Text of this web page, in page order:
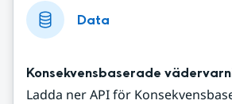
Data
Konsekvensbaserade
Ladda ner API för